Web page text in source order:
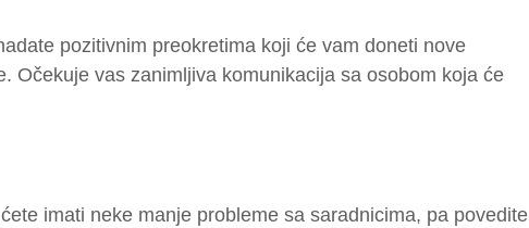
pozitivnim preokretima koji će vam doneti nove
Očekuje vas zanimljiva komunikacija sa osobom koja će
imati neke manje probleme sa saradnicima, pa povedite